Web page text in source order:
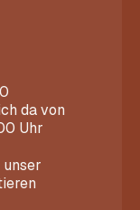
da von
Uhr